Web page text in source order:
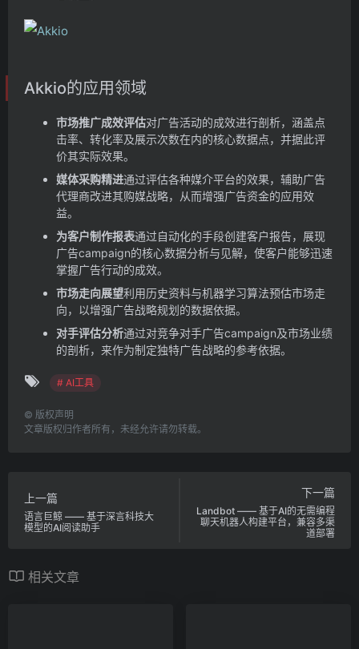
Akkio的应用领域
市场推广成效评估对广告活动的成效进行剖析，涵盖点
击率、转化率及展示次数在内的核心数据点，并据此评
价其实际效果。
媒体采购精进通过评估各种媒介平台的效果，辅助广告
代理商改进其购媒战略，从而增强广告资金的应用效
益。
为客户制作报表通过自动化的手段创建客户报告，展现
广告campaign的核心数据分析与见解，使客户能够迅速
掌握广告行动的成效。
市场走向展望利用历史资料与机器学习算法预估市场走
向，以增强广告战略规划的数据依据。
对手评估分析通过对竞争对手广告campaign及市场业绩
的剖析，来作为制定独特广告战略的参考依据。
# AI工具
© 版权声明
文章版权归作者所有，未经允许请勿转载。
上一篇
语言巨鲸 —— 基于深言科技大
模型的AI阅读助手
下一篇
Landbot —— 基于AI的无需编程
聊天机器人构建平台，兼容多渠
道部署
相关文章